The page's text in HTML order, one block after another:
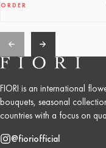
ORDER
FIORI is an international
bouquets, seasonal
countries with a focus on
@fioriofficial